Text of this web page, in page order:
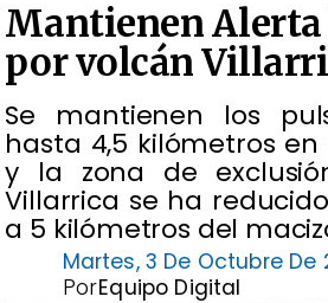
Mantienen Alerta
por volcán
Se mantienen los
hasta 4,5 kilómetros
y la zona de
Villarrica se ha
a 5 kilómetros del
Martes, 3 De Octubre De
Equipo Digital
Por